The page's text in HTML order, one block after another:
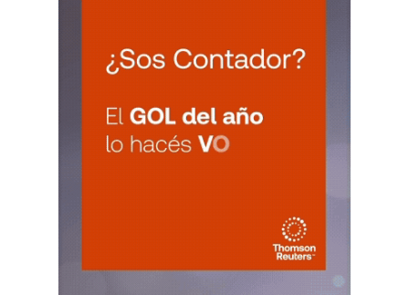
CUIT 0-1-2-3-4-5-6-7-8-9-…
CHUBUT